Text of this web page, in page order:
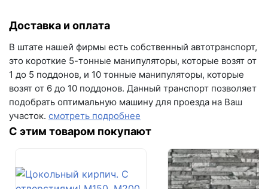
(вывеска "Мир кирпича")
пн-пт с 9:00 до 18:00
+7 (846) 215-16-16
+7 (993) 993-77-22
Написать в МАКС
Написать в Telegram
На поддоне
600 шт
Цвет
имбирь
Фактура
под ручную формовку
Облицовочный кирпич
Доставка и оплата
В штате нашей фирмы есть собственный автотранспорт,
это короткие 5-тонные манипуляторы, которые возят от
1 до 5 поддонов, и 10 тонные манипуляторы, которые
возят от 6 до 10 поддонов. Данный транспорт позволяет
подобрать оптимальную машину для проезда на Ваш
участок. смотреть подробнее
С этим товаром покупают